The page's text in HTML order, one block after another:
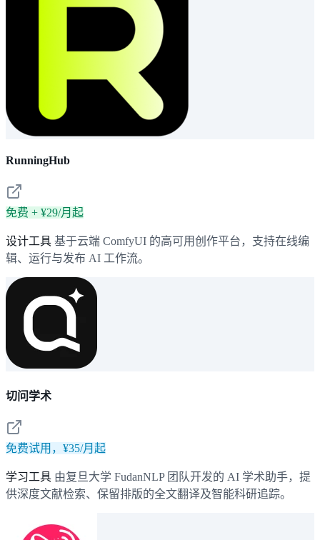
RunningHub
免费 + ¥29/月起
设计工具 基于云端 ComfyUI 的高可用创作平台，支持在线编
辑、运行与发布 AI 工作流。
切问学术
免费试用，¥35/月起
学习工具 由复旦大学 FudanNLP 团队开发的 AI 学术助手，提
供深度文献检索、保留排版的全文翻译及智能科研追踪。